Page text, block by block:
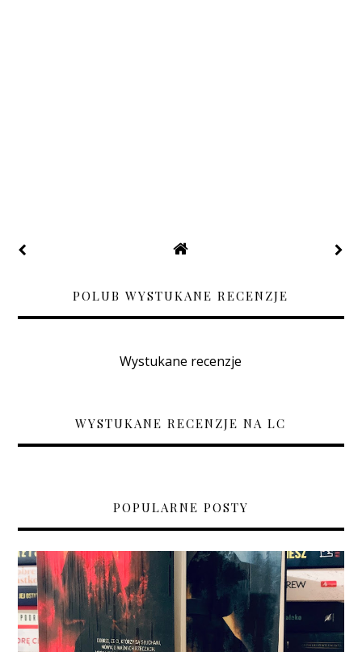
POLUB WYSTUKANE RECENZJE
Wystukane recenzje
WYSTUKANE RECENZJE NA LC
POPULARNE POSTY